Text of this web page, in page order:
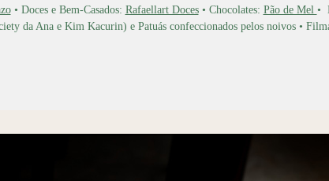
• Doces e Bem-Casados: Rafaellart Doces• Chocolates: Pão de Mel •
da Ana e Kim Kacurin) e Patuás confeccionados pelos noivos •